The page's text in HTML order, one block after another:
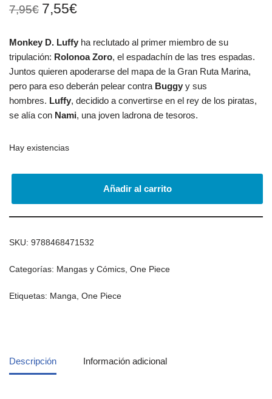
7,95€ 7,55€
Monkey D. Luffy ha reclutado al primer miembro de su
tripulación: Rolonoa Zoro, el espadachín de las tres espadas.
Juntos quieren apoderarse del mapa de la Gran Ruta Marina,
pero para eso deberán pelear contra Buggy y sus
hombres. Luffy, decidido a convertirse en el rey de los piratas,
se alía con Nami, una joven ladrona de tesoros.
Hay existencias
Añadir al carrito
SKU: 9788468471532
Categorías: Mangas y Cómics, One Piece
Etiquetas: Manga, One Piece
Descripción Información adicional